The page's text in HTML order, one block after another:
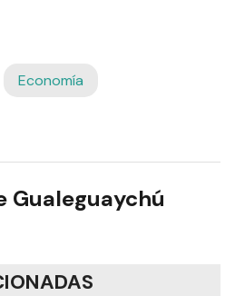
Economía
Gualeguaychú